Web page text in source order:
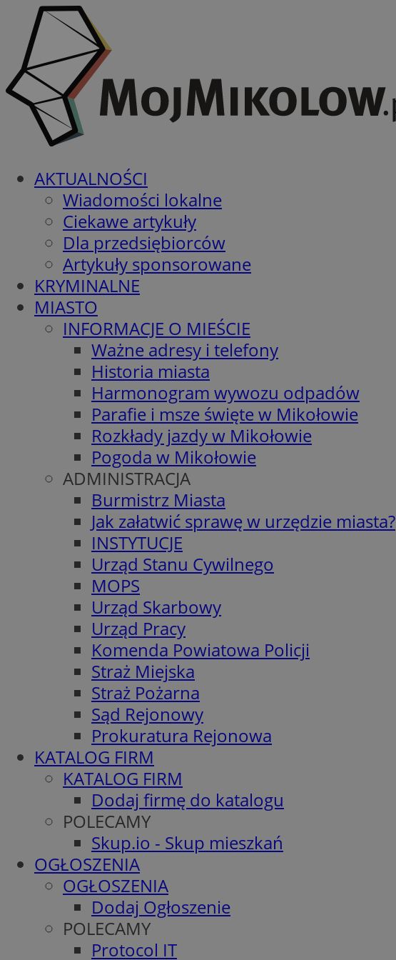
AKTUALNOŚCI
Wiadomości lokalne
Ciekawe artykuły
Dla przedsiębiorców
Artykuły sponsorowane
KRYMINALNE
MIASTO
INFORMACJE O MIEŚCIE
Ważne adresy i telefony
Historia miasta
Harmonogram wywozu odpadów
Parafie i msze święte w Mikołowie
Rozkłady jazdy w Mikołowie
Pogoda w Mikołowie
ADMINISTRACJA
Burmistrz Miasta
Jak załatwić sprawę w urzędzie miasta?
INSTYTUCJE
Urząd Stanu Cywilnego
MOPS
Urząd Skarbowy
Urząd Pracy
Komenda Powiatowa Policji
Straż Miejska
Straż Pożarna
Sąd Rejonowy
Prokuratura Rejonowa
KATALOG FIRM
KATALOG FIRM
Dodaj firmę do katalogu
POLECAMY
Skup.io - Skup mieszkań
OGŁOSZENIA
OGŁOSZENIA
Dodaj Ogłoszenie
POLECAMY
Protocol IT